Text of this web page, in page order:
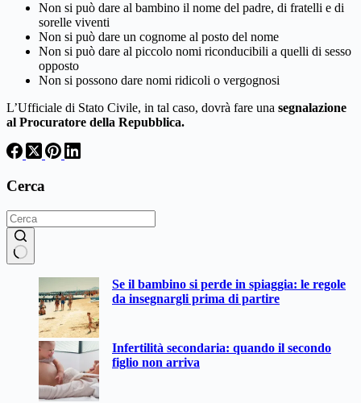
Non si può dare al bambino il nome del padre, di fratelli e di
sorelle viventi
Non si può dare un cognome al posto del nome
Non si può dare al piccolo nomi riconducibili a quelli di sesso
opposto
Non si possono dare nomi ridicoli o vergognosi
L’Ufficiale di Stato Civile, in tal caso, dovrà fare una segnalazione
al Procuratore della Repubblica.
Cerca
Se il bambino si perde in spiaggia: le regole
da insegnargli prima di partire
Infertilità secondaria: quando il secondo
figlio non arriva